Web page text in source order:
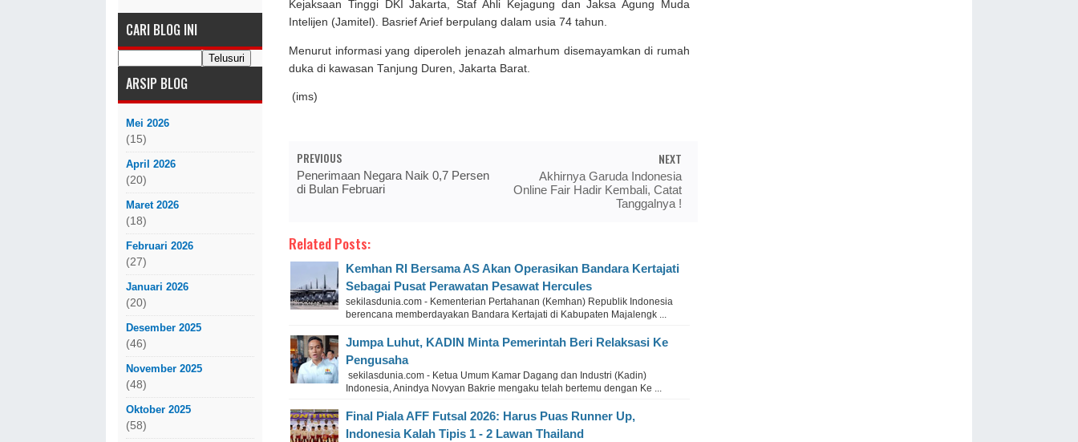
CARI BLOG INI
ARSIP BLOG
Mei 2026
(15)
April 2026
(20)
Maret 2026
(18)
Februari 2026
(27)
Januari 2026
(20)
Desember 2025
(46)
November 2025
(48)
Oktober 2025
(58)
Kejaksaan Tinggi DKI Jakarta, Staf Ahli Kejagung dan Jaksa Agung Muda
Intelijen (Jamitel). Basrief Arief berpulang dalam usia 74 tahun.
Menurut informasi yang diperoleh jenazah almarhum disemayamkan di rumah
duka di kawasan Tanjung Duren, Jakarta Barat.
(ims)
PREVIOUS
Penerimaan Negara Naik 0,7 Persen
di Bulan Februari
NEXT
Akhirnya Garuda Indonesia
Online Fair Hadir Kembali, Catat
Tanggalnya !
Related Posts:
Kemhan RI Bersama AS Akan Operasikan Bandara Kertajati
Sebagai Pusat Perawatan Pesawat Hercules
sekilasdunia.com - Kementerian Pertahanan (Kemhan) Republik Indonesia
berencana memberdayakan Bandara Kertajati di Kabupaten Majalengk ...
Jumpa Luhut, KADIN Minta Pemerintah Beri Relaksasi Ke
Pengusaha
sekilasdunia.com - Ketua Umum Kamar Dagang dan Industri (Kadin)
Indonesia, Anindya Novyan Bakrie mengaku telah bertemu dengan Ke ...
Final Piala AFF Futsal 2026: Harus Puas Runner Up,
Indonesia Kalah Tipis 1 - 2 Lawan Thailand